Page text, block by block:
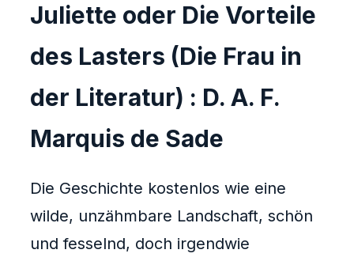
Juliette oder Die Vorteile
des Lasters (Die Frau in
der Literatur) : D. A. F.
Marquis de Sade
Die Geschichte kostenlos wie eine
wilde, unzähmbare Landschaft, schön
und fesselnd, doch irgendwie